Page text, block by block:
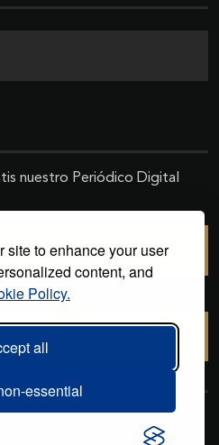
site to enhance your user
content, and
Policy.
all
essential
nuestro Periódico Digital
por
.